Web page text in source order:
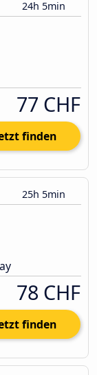
24h 5min
77 CHF
finden
25h 5min
78 CHF
finden